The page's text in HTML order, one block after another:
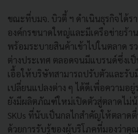
ขณะที่บมจ. บิวตี้ ฯ ดำเนินธุรกิจได้ร
องค์กรขนาดใหญ่และมีเครือข่ายร้า
พร้อมระบายสินค้าเข้าไปในตลาด ร
ต่างประเทศ ตลอดจนมีแบรนด์ซึ่งเ
เอื้อให้บริษัทสามารถปรับตัวและรับ
เปลี่ยนแปลงต่าง ๆ ได้ดีเพื่อความอยู่
ยังมีผลิตภัณฑ์ใหม่เปิดตัวสู่ตลาดไม่น้
SKUs ที่นับเป็นกลไกสำคัญให้ตลาด
ด้วยการรับรู้ของผู้บริโภคที่มองว่า